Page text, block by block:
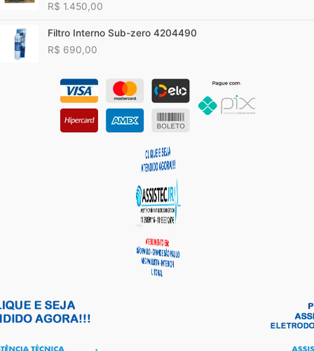
R$ 1.450,00
Filtro Interno Sub-zero 4204490
R$ 690,00